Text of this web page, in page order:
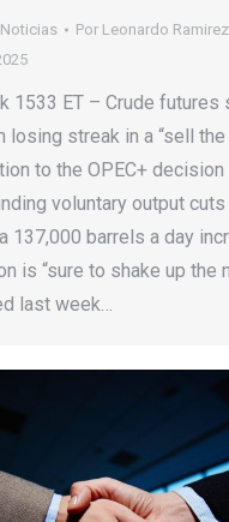
Noticias Por Leonardo Ramirez
1533 ET – Crude futures
streak in a “sell the
to the OPEC+ decision
voluntary output cuts
137,000 barrels a day
is “sure to shake up the
last week…